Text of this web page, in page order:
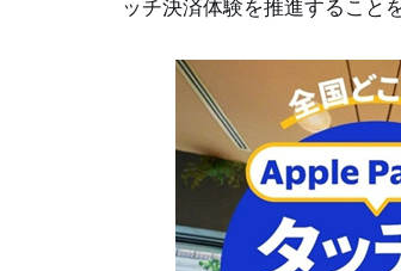
ッチ決済体験を推進すること